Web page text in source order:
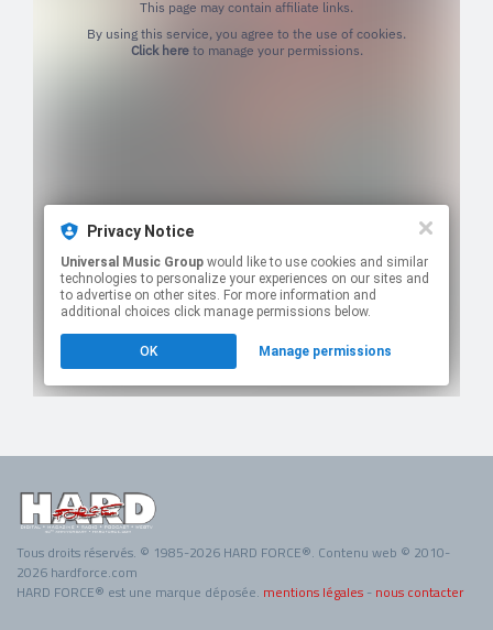
Tous droits réservés. © 1985-2026 HARD FORCE®. Contenu web © 2010-
2026 hardforce.com
HARD FORCE® est une marque déposée. mentions légales - nous contacter